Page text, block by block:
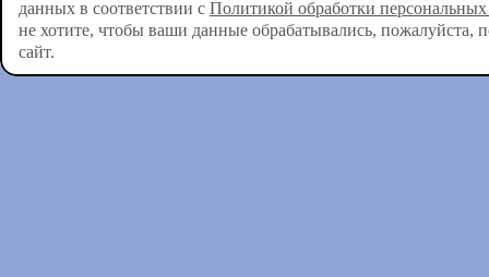
данных в соответствии с Политикой обработки
не хотите, чтобы ваши данные обрабатывались, пожалуйста,
сайт.